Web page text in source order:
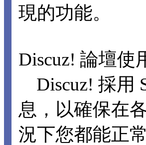
現的功能。
Discuz! 論壇使
Discuz! 採用
息，以確保在
況下您都能正